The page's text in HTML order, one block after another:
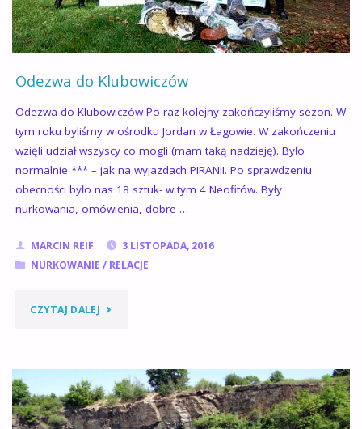
Odezwa do Klubowiczów
Odezwa do Klubowiczów Po raz kolejny zakończyliśmy sezon. W
tym roku byliśmy w ośrodku Jordan w Łagowie. W zakończeniu
wzięli udział wszyscy co mogli (mam taką nadzieję). Było
normalnie *** – jak na wyjazdach PIRANII. Po sprawdzeniu
obecności było nas 18 sztuk- w tym 4 Neofitów. Były
nurkowania, omówienia, dobre …
MARCIN REIF
3 LISTOPADA, 2016
NURKOWANIE / RELACJE
CZYTAJ DALEJ"ODEZWA
KLUBOWICZÓW"